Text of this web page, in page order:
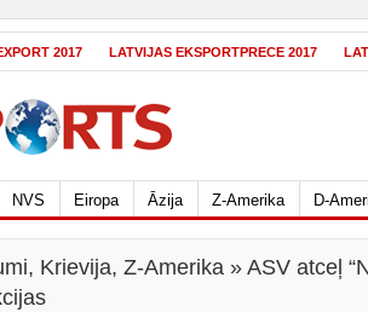
2017 LATVIJAS EKSPORTPRECE 2017
NVS Eiropa Āzija Z-Amerika D-
, Krievija, Z-Amerika » ASV atceļ